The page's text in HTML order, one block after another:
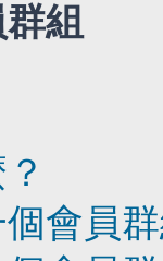
組
會員